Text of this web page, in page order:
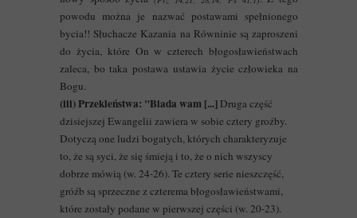
powodu można je nazwać postawami spełnionego
bycia!! Słuchacze Kazania na Równinie są zaproszeni
do życia, które On w czterech błogosławieństwach
zaleca, bo taka postawa ustawia życie człowieka na
Bogu.
(iii) Przekleństwa: "Biada wam [...] Druga część
dzisiejszej Ewangelii zawiera w sobie cztery groźby.
Dotyczą one ludzi bogatych, których charakteryzuje
to, że są syci, że się śmieją i to, że o nich wszyscy
dobrze mówią (w. 24-26). Te cztery serie nieszczęść,
gróźb są sprzeczne z czterema błogosławieństwami,
które zostały podane w pierwszej części (w. 20-23).